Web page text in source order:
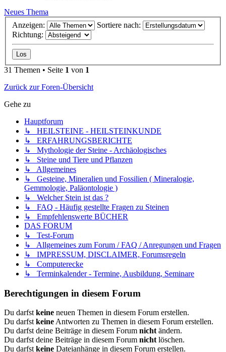
Neues Thema
Anzeigen:
Sortiere nach:
Richtung:
31 Themen • Seite 1 von 1
Zurück zur Foren-Übersicht
Gehe zu
Hauptforum
↳ HEILSTEINE - HEILSTEINKUNDE
↳ ERFAHRUNGSBERICHTE
↳ Mythologie der Steine - Archäologisches
↳ Steine und Tiere und Pflanzen
↳ Allgemeines
↳ Gesteine, Mineralien und Fossilien ( Mineralogie,
Gemmologie, Paläontologie )
↳ Welcher Stein ist das ?
↳ FAQ - Häufig gestellte Fragen zu Steinen
↳ Empfehlenswerte BÜCHER
DAS FORUM
↳ Test-Forum
↳ Allgemeines zum Forum / FAQ / Anregungen und Fragen
↳ IMPRESSUM, DISCLAIMER, Forumsregeln
↳ Computerecke
↳ Terminkalender - Termine, Ausbildung, Seminare
Berechtigungen in diesem Forum
Du darfst keine neuen Themen in diesem Forum erstellen.
Du darfst keine Antworten zu Themen in diesem Forum erstellen.
Du darfst deine Beiträge in diesem Forum nicht ändern.
Du darfst deine Beiträge in diesem Forum nicht löschen.
Du darfst keine Dateianhänge in diesem Forum erstellen.